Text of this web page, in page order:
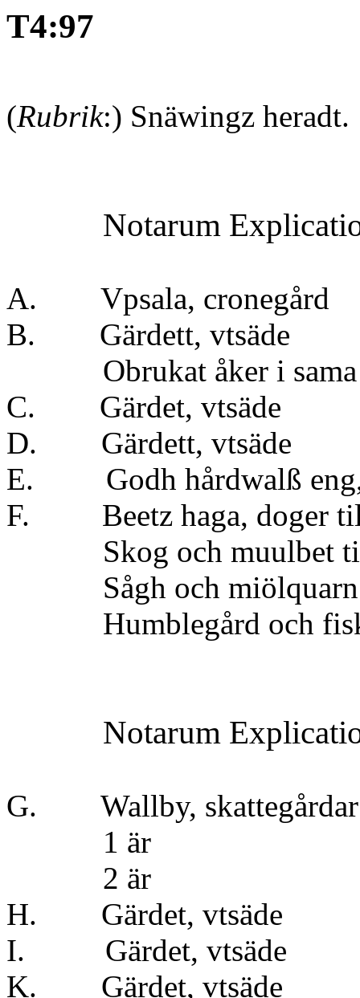
T4:97
(Rubrik:) Snäwingz
Notarum
A. Vpsala,
B. Gärdett,
Obrukat åker i sama
C. Gärdet,
D. Gärdett,
E. Godh hårdwalß
F. Beetz haga, doger
Skog och muulbet till
Sågh och
Humblegård och
Notarum
G. Wallby,
1
2
H. Gärdet,
I. Gärdet,
K. Gärdet,